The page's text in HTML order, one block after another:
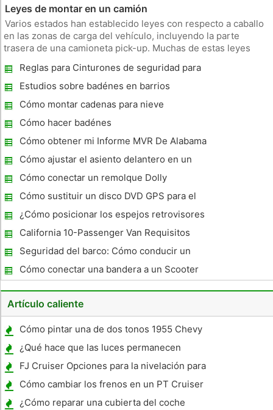
Leyes de montar en un camión
Varios estados han establecido leyes con respecto a caballo
en las zonas de carga del vehículo, incluyendo la parte
trasera de una camioneta pick-up. Muchas de estas leyes
en un camión de cama seguridad vial Federal y las normas de
vehícu
Reglas para Cinturones de seguridad para
niños Illinois
Estudios sobre badénes en barrios
Cómo montar cadenas para nieve
Cómo hacer badénes
Cómo obtener mi Informe MVR De Alabama
Cómo ajustar el asiento delantero en un
Taurus
Cómo conectar un remolque Dolly
Cómo sustituir un disco DVD GPS para el
Toyota Tundra
¿Cómo posicionar los espejos retrovisores
de mi coche?
California 10-Passenger Van Requisitos
Seguridad del barco: Cómo conducir un
barco
Cómo conectar una bandera a un Scooter
Artículo caliente
Cómo pintar una de dos tonos 1955 Chevy
Sedan
¿Qué hace que las luces permanecen
encendidas después de apagar el coche ?
FJ Cruiser Opciones para la nivelación para
Shocks Edelbrock
Cómo cambiar los frenos en un PT Cruiser
¿Cómo reparar una cubierta del coche